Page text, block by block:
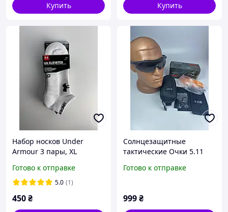
Купить Купить
Набор носков Under
Armour 3 пары, XL
Готово к отправке
5.0 (1)
450₴
Солнцезащитные
тактические Очки 5.11
черная оправа с
Готово к отправке
999₴